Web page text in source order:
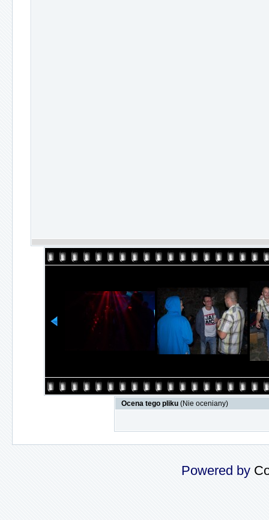
Ocena tego pliku (Nie oceniany)
Powered by